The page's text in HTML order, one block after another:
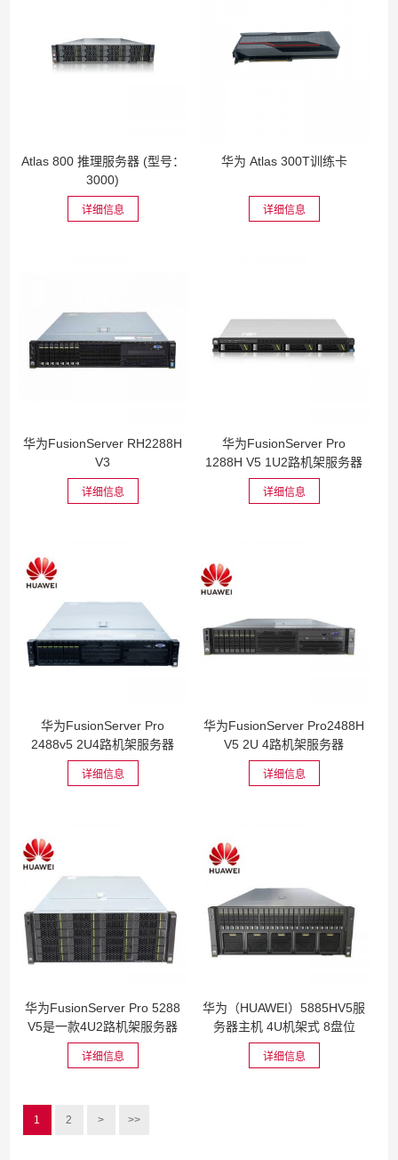
Atlas 800 推理服务器 (型号：
3000)
详细信息
华为 Atlas 300T训练卡
详细信息
华为FusionServer RH2288H
V3
详细信息
华为FusionServer Pro
1288H V5 1U2路机架服务器
详细信息
华为FusionServer Pro
2488v5 2U4路机架服务器
详细信息
华为FusionServer Pro2488H
V5 2U 4路机架服务器
详细信息
华为FusionServer Pro 5288
V5是一款4U2路机架服务器
详细信息
华为（HUAWEI）5885HV5服
务器主机 4U机架式 8盘位
详细信息
1 2 > >>